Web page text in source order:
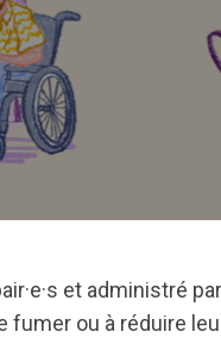
et administré
fumer ou à réduire